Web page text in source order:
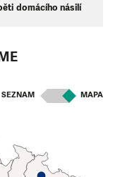
domácího násilí
SEZNAM MAPA